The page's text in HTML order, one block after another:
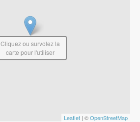
Leaflet | ©OpenStreetMap
Cliquez ou survolez la
carte pour l'utiliser